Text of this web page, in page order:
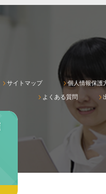
サイトマップ 個人情報保護
よくある質問